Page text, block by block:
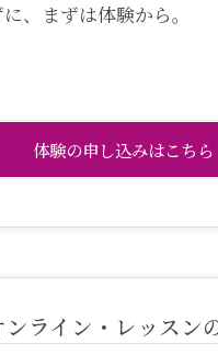
、まずは体験から。
体験の申し込みはこちら
ンライン・レッスン